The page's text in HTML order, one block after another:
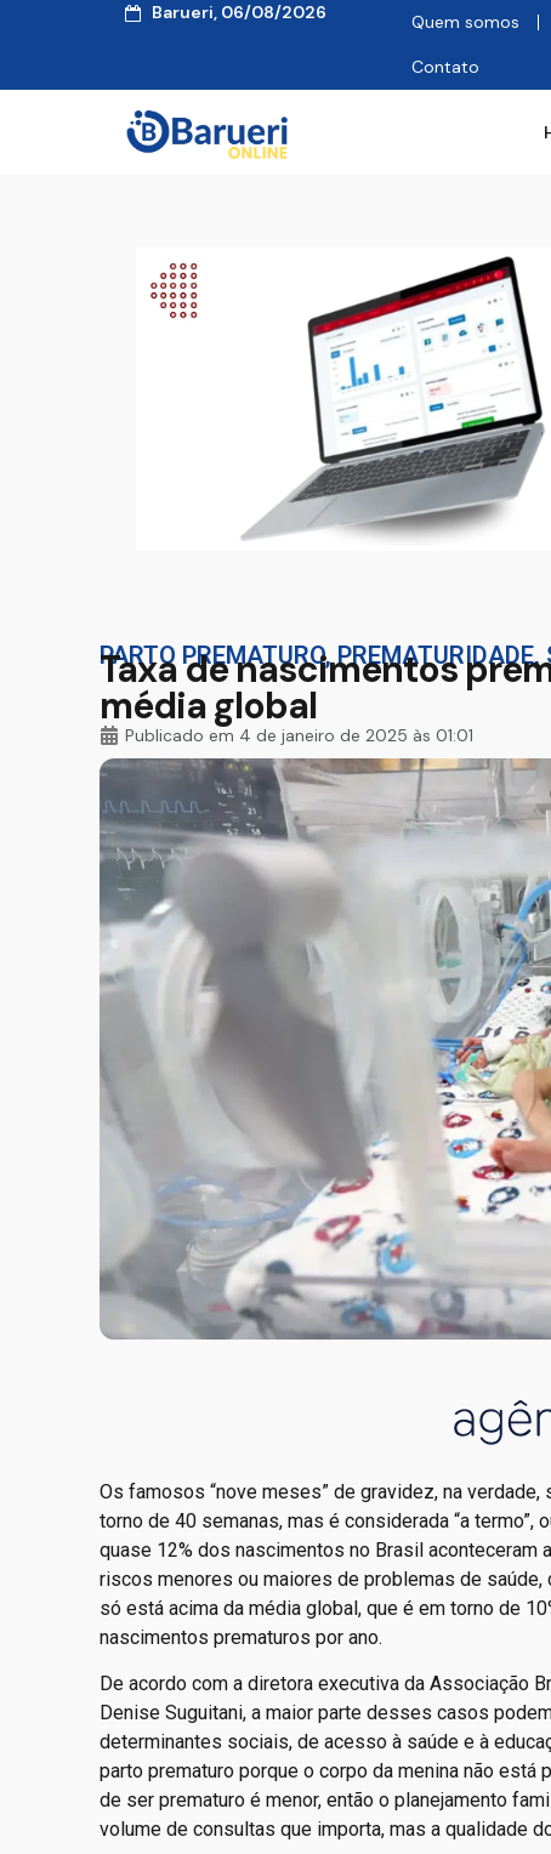
Barueri, 06/08/2026 Quem somos
Contato
PARTO PREMATURO,PREMATURIDADE,
Taxa de nascimentos
média global
Publicado em 4 de janeiro de 2025 às 01:01
Os famosos “nove meses” de gravidez, na
torno de 40 semanas, mas é considerada “a
quase 12% dos nascimentos no Brasil
riscos menores ou maiores de problemas de
só está acima da média global, que é em torno de
nascimentos prematuros por ano.
De acordo com a diretora executiva da Associação
Denise Suguitani, a maior parte desses casos
determinantes sociais, de acesso à saúde e à
parto prematuro porque o corpo da menina não está
de ser prematuro é menor, então o planejamento
volume de consultas que importa, mas a qualidade